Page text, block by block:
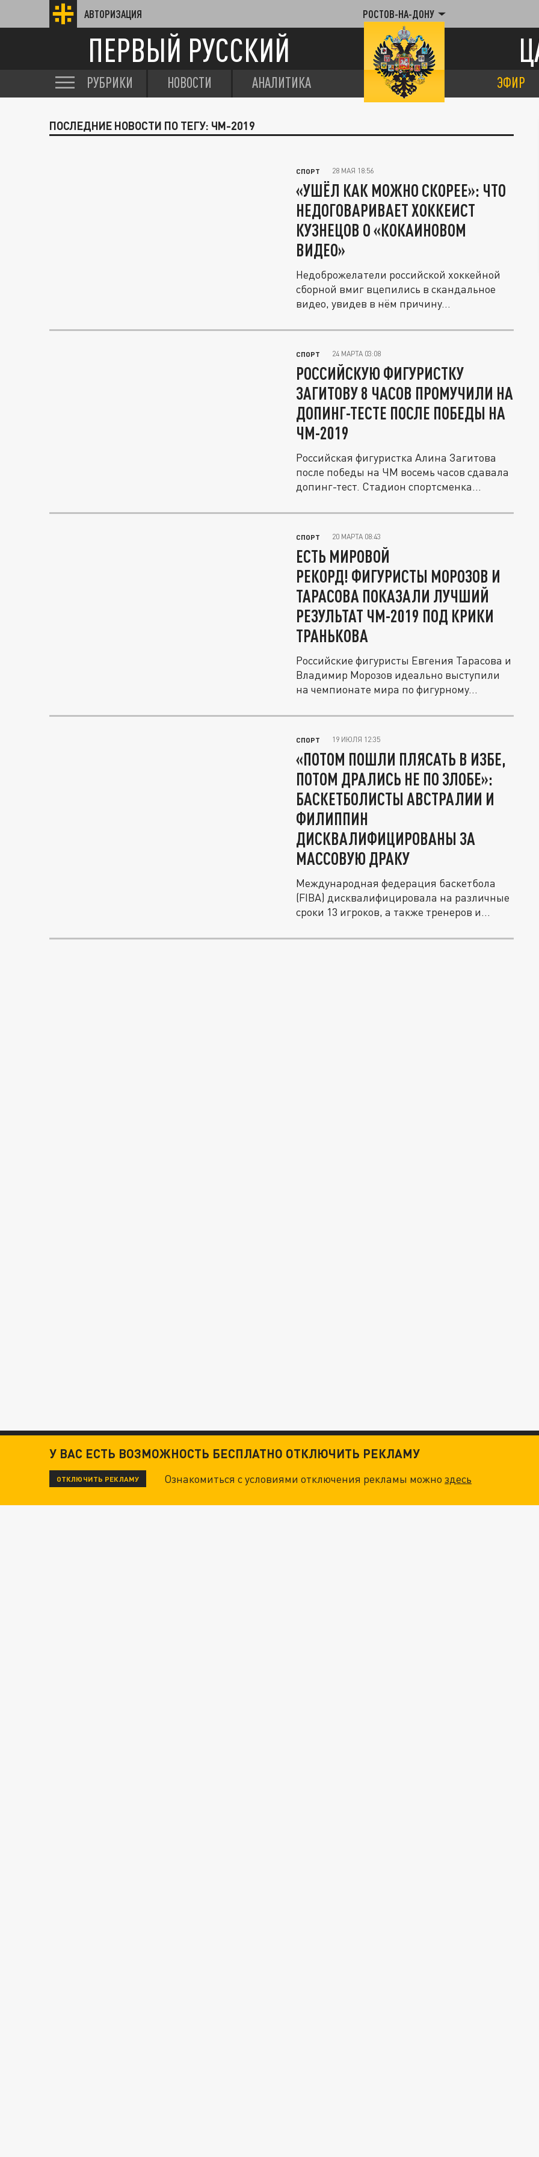
АВТОРИЗАЦИЯ РОСТОВ-НА-ДОНУ
ПЕРВЫЙ РУССКИЙ
РУБРИКИ НОВОСТИ АНАЛИТИКА ЭФИР
ПОСЛЕДНИЕ НОВОСТИ ПО ТЕГУ: ЧМ-2019
СПОРТ 28 МАЯ 18:56
«УШЁЛ КАК МОЖНО СКОРЕЕ»: ЧТО
НЕДОГОВАРИВАЕТ ХОККЕИСТ
КУЗНЕЦОВ О «КОКАИНОВОМ
ВИДЕО»
Недоброжелатели российской хоккейной
сборной вмиг вцепились в скандальное
видео, увидев в нём причину...
СПОРТ 24 МАРТА 03:08
РОССИЙСКУЮ ФИГУРИСТКУ
ЗАГИТОВУ 8 ЧАСОВ ПРОМУЧИЛИ НА
ДОПИНГ-ТЕСТЕ ПОСЛЕ ПОБЕДЫ НА
ЧМ-2019
Российская фигуристка Алина Загитова
после победы на ЧМ восемь часов сдавала
допинг-тест. Стадион спортсменка...
СПОРТ 20 МАРТА 08:43
ЕСТЬ МИРОВОЙ
РЕКОРД! ФИГУРИСТЫ МОРОЗОВ И
ТАРАСОВА ПОКАЗАЛИ ЛУЧШИЙ
РЕЗУЛЬТАТ ЧМ-2019 ПОД КРИКИ
ТРАНЬКОВА
Российские фигуристы Евгения Тарасова и
Владимир Морозов идеально выступили
на чемпионате мира по фигурному...
СПОРТ 19 ИЮЛЯ 12:35
«ПОТОМ ПОШЛИ ПЛЯСАТЬ В ИЗБЕ,
ПОТОМ ДРАЛИСЬ НЕ ПО ЗЛОБЕ»:
БАСКЕТБОЛИСТЫ АВСТРАЛИИ И
ФИЛИППИН
ДИСКВАЛИФИЦИРОВАНЫ ЗА
МАССОВУЮ ДРАКУ
Международная федерация баскетбола
(FIBA) дисквалифицировала на различные
сроки 13 игроков, а также тренеров и...
У ВАС ЕСТЬ ВОЗМОЖНОСТЬ БЕСПЛАТНО ОТКЛЮЧИТЬ РЕКЛАМУ
ОТКЛЮЧИТЬ РЕКЛАМУ Ознакомиться с условиями отключения рекламы можноздесь